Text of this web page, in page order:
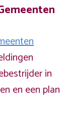
in
en een plan